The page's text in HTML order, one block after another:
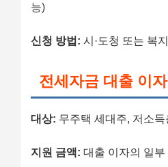
능)
신청 방법: 시·도청 또는 복
전세자금 대출 이
대상: 무주택 세대주, 저소득
지원 금액: 대출 이자의 일부